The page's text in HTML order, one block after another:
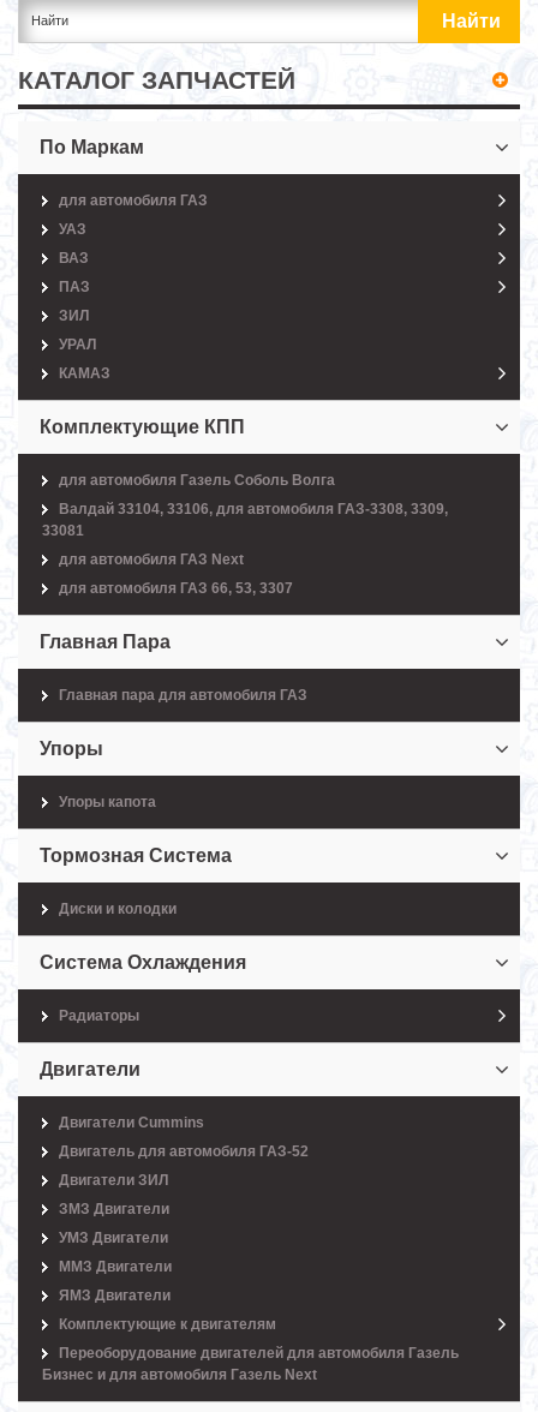
КАТАЛОГ ЗАПЧАСТЕЙ
По Маркам
для автомобиля ГАЗ
УАЗ
ВАЗ
ПАЗ
ЗИЛ
УРАЛ
КАМАЗ
Комплектующие КПП
для автомобиля Газель Соболь Волга
Валдай 33104, 33106, для автомобиля ГАЗ-3308, 3309,
33081
для автомобиля ГАЗ Next
для автомобиля ГАЗ 66, 53, 3307
Главная Пара
Главная пара для автомобиля ГАЗ
Упоры
Упоры капота
Тормозная Система
Диски и колодки
Система Охлаждения
Радиаторы
Двигатели
Двигатели Cummins
Двигатель для автомобиля ГАЗ-52
Двигатели ЗИЛ
ЗМЗ Двигатели
УМЗ Двигатели
ММЗ Двигатели
ЯМЗ Двигатели
Комплектующие к двигателям
Переоборудование двигателей для автомобиля Газель
Бизнес и для автомобиля Газель Next